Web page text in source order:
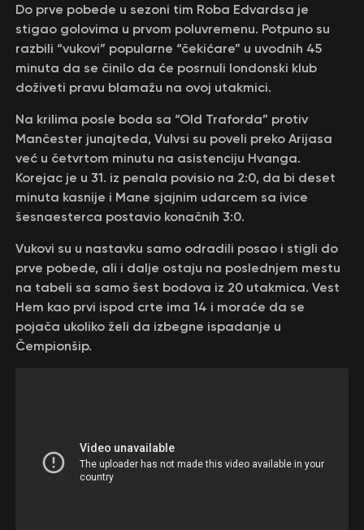
Do prve pobede u sezoni tim Roba Edvardsa je
stigao golovima u prvom poluvremenu. Potpuno su
razbili “vukovi” popularne “čekićare” u uvodnih 45
minuta da se činilo da će posrnuli londonski klub
doživeti pravu blamažu na ovoj utakmici.
Na krilima posle boda sa “Old Traforda” protiv
Mančester junajteda, Vulvsi su poveli preko Arijasa
već u četvrtom minutu na asistenciju Hvanga.
Korejac je u 31. iz penala povisio na 2:0, da bi deset
minuta kasnije i Mane sjajnim udarcem sa ivice
šesnaesterca postavio konačnih 3:0.
Vukovi su u nastavku samo odradili posao i stigli do
prve pobede, ali i dalje ostaju na poslednjem mestu
na tabeli sa samo šest bodova iz 20 utakmica. Vest
Hem kao prvi ispod crte ima 14 i moraće da se
pojača ukoliko želi da izbegne ispadanje u
Čempionšip.